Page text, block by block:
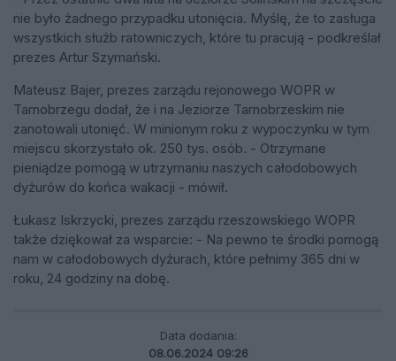
nie było żadnego przypadku utonięcia. Myślę, że to zasługa
wszystkich służb ratowniczych, które tu pracują - podkreślał
prezes Artur Szymański.
Mateusz Bajer, prezes zarządu rejonowego WOPR w
Tarnobrzegu dodał, że i na Jeziorze Tarnobrzeskim nie
zanotowali utonięć. W minionym roku z wypoczynku w tym
miejscu skorzystało ok. 250 tys. osób. - Otrzymane
pieniądze pomogą w utrzymaniu naszych całodobowych
dyżurów do końca wakacji - mówił.
Łukasz Iskrzycki, prezes zarządu rzeszowskiego WOPR
także dziękował za wsparcie: - Na pewno te środki pomogą
nam w całodobowych dyżurach, które pełnimy 365 dni w
roku, 24 godziny na dobę.
Data dodania:
08.06.2024 09:26